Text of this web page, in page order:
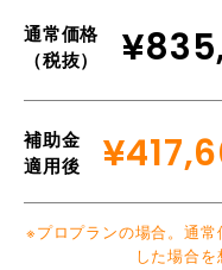
通常価格
（税抜）
補助金
適用後
※プロプランの場合。通
した場合を